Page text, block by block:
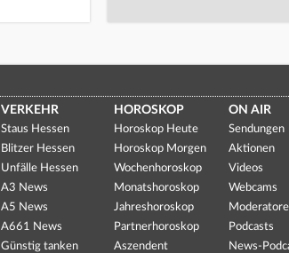
VERKEHR
Staus Hessen
Blitzer Hessen
Unfälle Hessen
A3 News
A5 News
A661 News
Günstig tanken
HOROSKOP
Horoskop Heute
Horoskop Morgen
Wochenhoroskop
Monatshoroskop
Jahreshoroskop
Partnerhoroskop
Aszendent
ON AIR
Sendungen
Aktionen
Videos
Webcams
Podcasts
News-